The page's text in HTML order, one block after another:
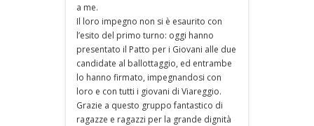
a me.
Il loro impegno non si è esaurito con
l’esito del primo turno: oggi hanno
presentato il Patto per i Giovani alle due
candidate al ballottaggio, ed entrambe
lo hanno firmato, impegnandosi con
loro e con tutti i giovani di Viareggio.
Grazie a questo gruppo fantastico di
ragazze e ragazzi per la grande dignità